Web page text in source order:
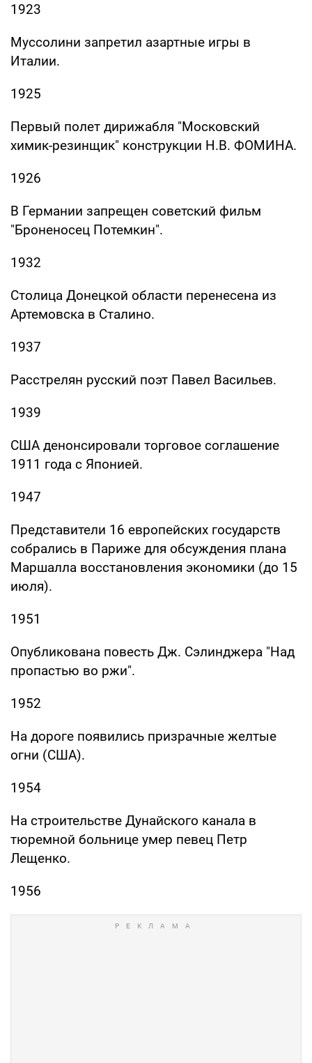
1923
Муссолини запретил азартные игры в
Италии.
1925
Первый полет дирижабля "Московский
химик-резинщик" конструкции Н.В. ФОМИНА.
1926
В Германии запрещен советский фильм
"Броненосец Потемкин".
1932
Столица Донецкой области перенесена из
Артемовска в Сталино.
1937
Расстрелян русский поэт Павел Васильев.
1939
США денонсировали торговое соглашение
1911 года с Японией.
1947
Представители 16 европейских государств
собрались в Париже для обсуждения плана
Маршалла восстановления экономики (до 15
июля).
1951
Опубликована повесть Дж. Сэлинджера "Над
пропастью во ржи".
1952
На дороге появились призрачные желтые
огни (США).
1954
На строительстве Дунайского канала в
тюремной больнице умер певец Петр
Лещенко.
1956